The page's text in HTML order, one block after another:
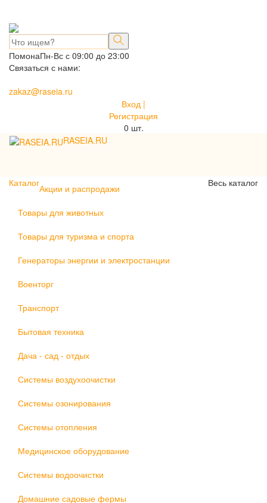
ПомонаПн-Вс с 09:00 до 23:00
Связаться с нами:
zakaz@raseia.ru
Вход |
Регистрация
0 шт.
RASEIA.RU
Каталог
Весь каталог
Акции и распродажи
Товары для животных
Товары для туризма и спорта
Генераторы энергии и электростанции
Военторг
Транспорт
Бытовая техника
Дача - сад - отдых
Системы воздухоочистки
Системы озонирования
Системы отопления
Медицинское оборудование
Системы водоочистки
Домашние садовые фермы